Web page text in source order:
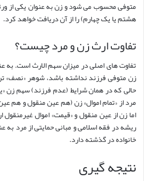
متوفی محسوب می شود و زن به عنوان یکی از
هشتم یا یک چهارم) را از آن دریافت خواهد کرد.
تفاوت ارث زن و مرد چیست؟
تفاوت های اصلی در میزان سهم الارث است. به
زن متوفی فرزند نداشته باشد، شوهر «نصف»
حالی که در همان شرایط (عدم فرزند) سهم زن
مرد از «تمام اموال» زن (هم عین منقول و هم
اما زن از عین منقول و «قیمت» اموال
ریشه در فقه اسلامی و مبانی حمایتی از مرد
خانواده در گذشته دارد.
نتیجه گیری